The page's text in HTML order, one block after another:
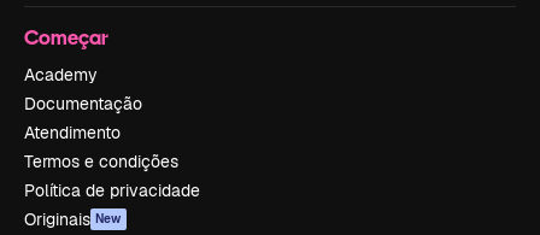
Começar
Academy
Documentação
Atendimento
Termos e condições
Política de privacidade
Originais New